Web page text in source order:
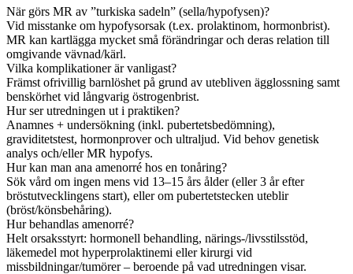
När görs MR av ”turkiska sadeln” (sella/hypofysen)?
Vid misstanke om hypofysorsak (t.ex. prolaktinom, hormonbrist).
MR kan kartlägga mycket små förändringar och deras relation till
omgivande vävnad/kärl.
Vilka komplikationer är vanligast?
Främst ofrivillig barnlöshet på grund av utebliven ägglossning samt
benskörhet vid långvarig östrogenbrist.
Hur ser utredningen ut i praktiken?
Anamnes + undersökning (inkl. pubertetsbedömning),
graviditetstest, hormonprover och ultraljud. Vid behov genetisk
analys och/eller MR hypofys.
Hur kan man ana amenorré hos en tonåring?
Sök vård om ingen mens vid 13–15 års ålder (eller 3 år efter
bröstutvecklingens start), eller om pubertetstecken uteblir
(bröst/könsbehåring).
Hur behandlas amenorré?
Helt orsaksstyrt: hormonell behandling, närings-/livsstilsstöd,
läkemedel mot hyperprolaktinemi eller kirurgi vid
missbildningar/tumörer – beroende på vad utredningen visar.